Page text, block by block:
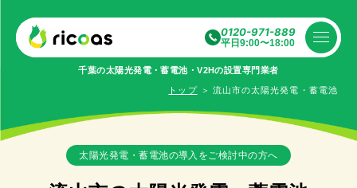
0120-971-889
平日9:00〜18:00
千葉の太陽光発電・蓄電池・V2Hの設置専⾨業者
トップ ＞ 流山市の太陽光発電・蓄電池
太陽光発電・蓄電池の導入をご検討中の方へ